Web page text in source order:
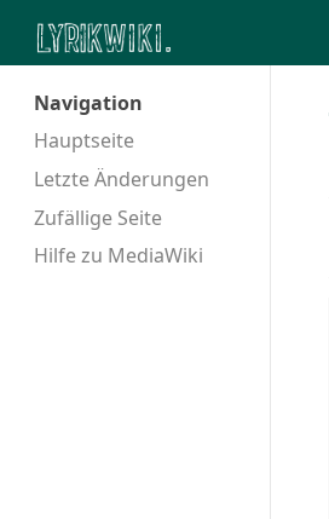
Navigation
Hauptseite
Letzte Änderungen
Zufällige Seite
Hilfe zu MediaWiki